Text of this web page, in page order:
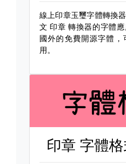
線上印章玉璽字體轉換
文 印章 轉換器的字體
國外的免費開源字體，
用。
印章 字體